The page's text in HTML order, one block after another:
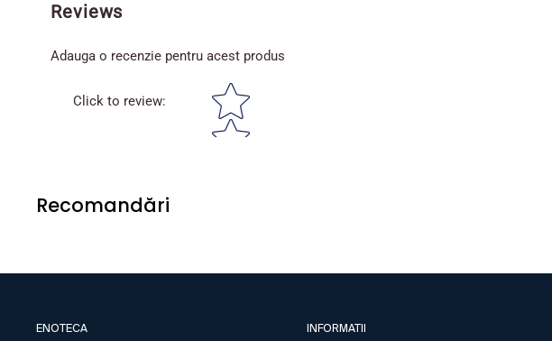
Reviews
Adauga o recenzie pentru acest produs
Click to review: Star rating
Recomandări
ENOTECA INFORMATII